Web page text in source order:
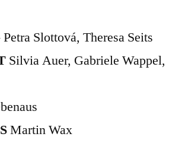
Petra Slottová, Theresa Seits
Silvia Auer, Gabriele Wappel,
Martin Wax